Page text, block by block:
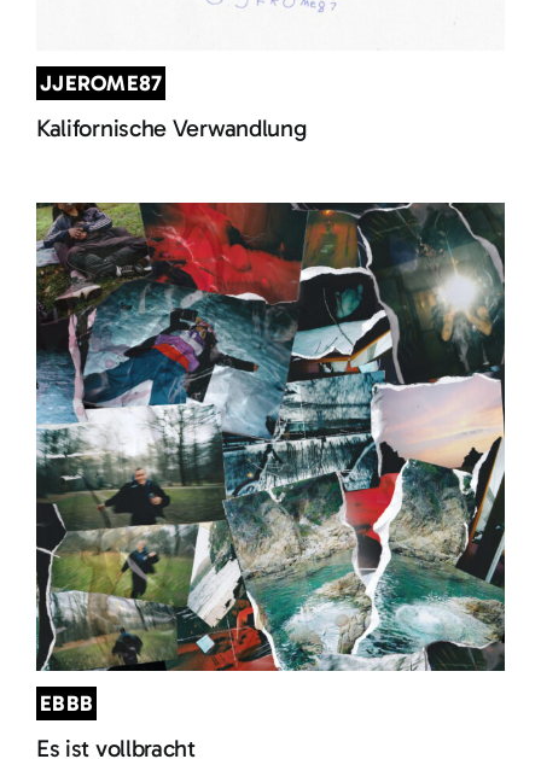
JJEROME87
Kalifornische Verwandlung
EBBB
Es ist vollbracht